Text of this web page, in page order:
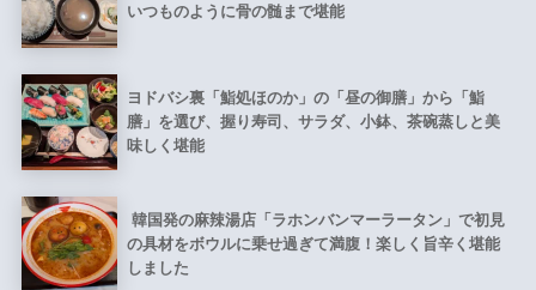
いつものように骨の髄まで堪能
ヨドバシ裏「鮨処ほのか」の「昼の御膳」から「鮨
膳」を選び、握り寿司、サラダ、小鉢、茶碗蒸しと美
味しく堪能
韓国発の麻辣湯店「ラホンバンマーラータン」で初見
の具材をボウルに乗せ過ぎて満腹！楽しく旨辛く堪能
しました